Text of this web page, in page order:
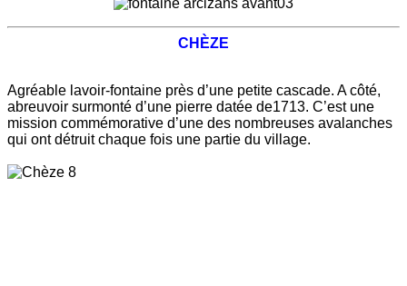
CHÈZE
Agréable lavoir-fontaine près d’une petite cascade. A côté,
abreuvoir surmonté d’une pierre datée de1713. C’est une
mission commémorative d’une des nombreuses avalanches
qui ont détruit chaque fois une partie du village.